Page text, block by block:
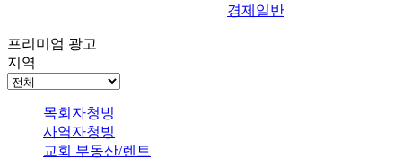
경제일반
프리미엄 광고
지역
목회자청빙
사역자청빙
교회 부동산/렌트